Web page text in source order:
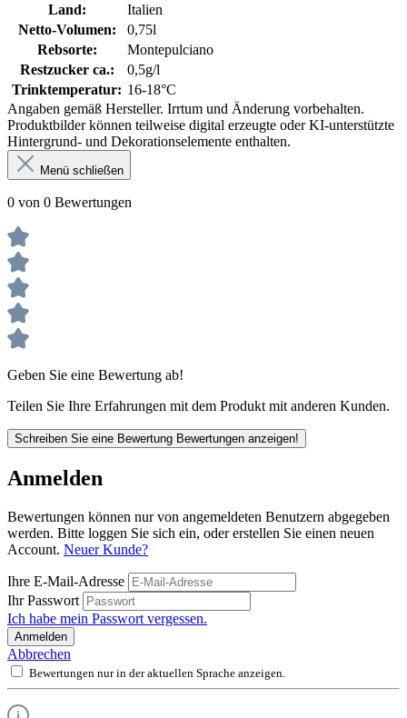
Land:
Italien
Netto-Volumen:
0,75l
Rebsorte:
Montepulciano
Restzucker ca.:
0,5g/l
Trinktemperatur: 16-18°C
Angaben gemäß Hersteller. Irrtum und Änderung vorbehalten.
Produktbilder können teilweise digital erzeugte oder KI-unterstützte
Hintergrund- und Dekorationselemente enthalten.
Menü schließen
0 von 0 Bewertungen
Geben Sie eine Bewertung ab!
Teilen Sie Ihre Erfahrungen mit dem Produkt mit anderen Kunden.
Schreiben Sie eine Bewertung Bewertungen anzeigen!
Anmelden
Bewertungen können nur von angemeldeten Benutzern abgegeben
werden. Bitte loggen Sie sich ein, oder erstellen Sie einen neuen
Account. Neuer Kunde?
Ihre E-Mail-Adresse
Ihr Passwort
Ich habe mein Passwort vergessen.
Anmelden
Abbrechen
Bewertungen nur in der aktuellen Sprache anzeigen.